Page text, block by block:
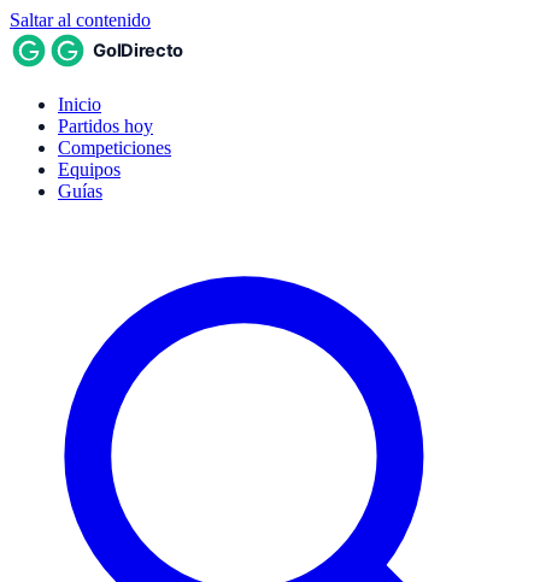
Saltar al contenido
Inicio
Partidos hoy
Competiciones
Equipos
Guías